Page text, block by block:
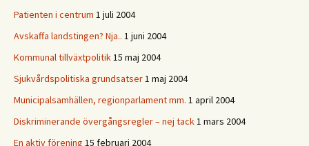
Patienten i centrum 1 juli 2004
Avskaffa landstingen? Nja.. 1 juni 2004
Kommunal tillväxtpolitik15 maj 2004
Sjukvårdspolitiska grundsatser1 maj 2004
Municipalsamhällen, regionparlament mm. 1 april 2004
Diskriminerande övergångsregler – nej tack1 mars 2004
En aktiv förening 15 februari 2004